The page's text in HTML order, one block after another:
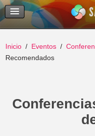
Temas Recientes
Buscar
Inicio Eventos
Recomendados